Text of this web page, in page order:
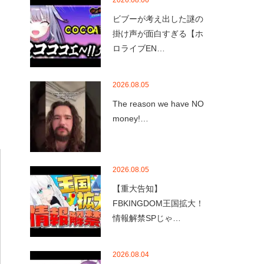
ビブーが考え出した謎の
掛け声が面白すぎる【ホ
ロライブEN…
2026.08.05
The reason we have NO
money!…
2026.08.05
【重大告知】
FBKINGDOM王国拡大！
情報解禁SPじゃ…
2026.08.04